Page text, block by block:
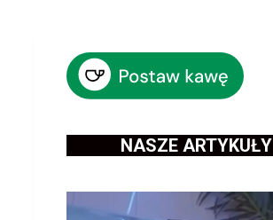
NASZE ARTYKUŁY